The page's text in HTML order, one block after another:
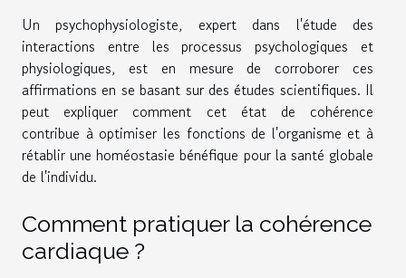
Un psychophysiologiste, expert dans l'étude des
interactions entre les processus psychologiques et
physiologiques, est en mesure de corroborer ces
affirmations en se basant sur des études scientifiques. Il
peut expliquer comment cet état de cohérence
contribue à optimiser les fonctions de l'organisme et à
rétablir une homéostasie bénéfique pour la santé globale
de l'individu.
Comment pratiquer la cohérence
cardiaque ?